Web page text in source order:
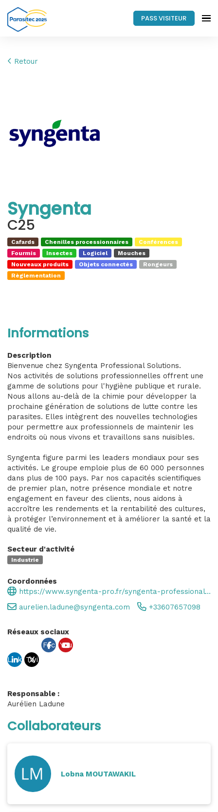
PASS VISITEUR
Retour
Syngenta
C25
Cafards Chenilles processionnaires
Conférences
Fourmis
Insectes Logiciel
Mouches
Nouveaux produits
Objets connectés
Rongeurs
Règlementation
Informations
Description
Bienvenue chez Syngenta Professional Solutions.
Nos activités de solutions professionnelles offrent une
gamme de solutions pour l'hygiène publique et rurale.
Nous allons au-delà de la chimie pour développer la
prochaine génération de solutions de lutte contre les
parasites. Elles intègrent des nouvelles technologies
pour permettre aux professionnels de maintenir les
endroits où nous vivons et travaillons sans nuisibles.
Syngenta figure parmi les leaders mondiaux pour ses
activités. Le groupe emploie plus de 60 000 personnes
dans plus de 100 pays. Par nos capacités scientifiques
de premier plan, notre présence mondiale et notre
engagement en faveur des clients, nous aidons à
accroître les rendements et la rentabilité des cultures,
à protéger l’environnement et à améliorer la santé et la
qualité de vie.
Secteur d'activité
Industrie
Coordonnées
https://www.syngenta-pro.fr/syngenta-professional-pest-management-france
aurelien.ladune@syngenta.com
+33607657098
Réseaux sociaux
Link Twi
Fac You
Responsable :
Aurélien Ladune
Collaborateurs
Lobna MOUTAWAKIL